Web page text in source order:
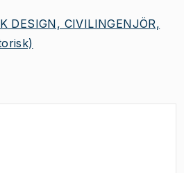
DESIGN, CIVILINGENJÖR,